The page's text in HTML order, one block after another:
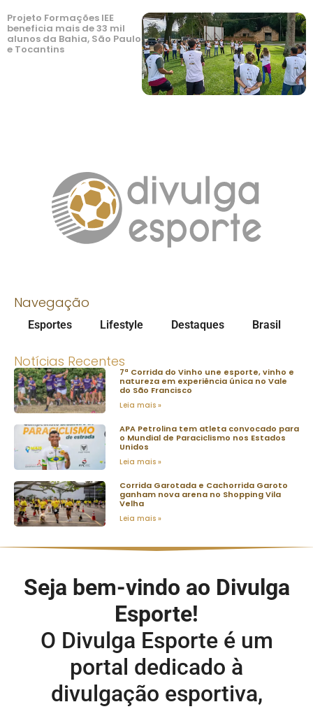
Projeto Formações IEE
beneficia mais de 33 mil
alunos da Bahia, São Paulo
e Tocantins
Navegação
Esportes Lifestyle Destaques Brasil
Notícias Recentes
7ª Corrida do Vinho une esporte, vinho e
natureza em experiência única no Vale
do São Francisco
Leia mais »
APA Petrolina tem atleta convocado para
o Mundial de Paraciclismo nos Estados
Unidos
Leia mais »
Corrida Garotada e Cachorrida Garoto
ganham nova arena no Shopping Vila
Velha
Leia mais »
Seja bem-vindo ao Divulga
Esporte!
O Divulga Esporte é um
portal dedicado à
divulgação esportiva,